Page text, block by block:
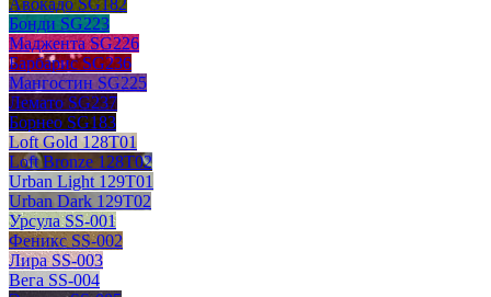
Бонди SG223
Маджента SG226
Барбарис SG236
Мангостин SG225
Лемато SG237
Борнео SG183
Loft Gold 128T01
Loft Bronze 128T02
Urban Light 129T01
Urban Dark 129T02
Урсула SS-001
Феникс SS-002
Лира SS-003
Вега SS-004